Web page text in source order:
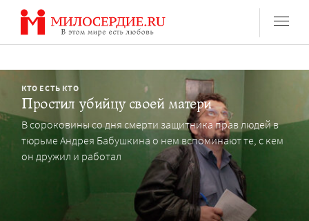
Перейти
содержанию
КТО ЕСТЬ КТО
Простил убийцу своей матери
В сороковины со дня смерти защитника прав людей в
тюрьме Андрея Бабушкина о нем вспоминают те, с кем
он дружил и работал